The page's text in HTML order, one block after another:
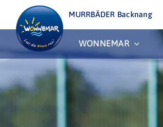
content
MURRBÄDER Backnang
WONNEMAR